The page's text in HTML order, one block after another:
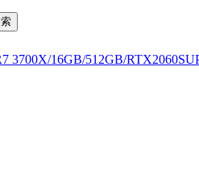
3700X/16GB/512GB/